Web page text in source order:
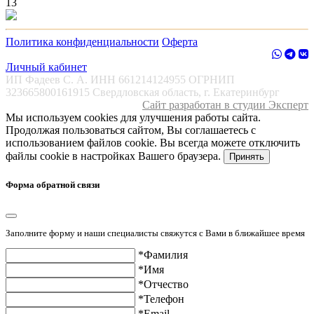
Политика конфиденциальности Оферта
Личный кабинет
ИП Фадеев С. А. ИНН 661214124955 ОГРНИП
323665800161915 Свердловская область, г. Екатеринбург
Сайт разработан в студии Эксперт
Мы используем cookies для улучшения работы сайта.
Продолжая пользоваться сайтом, Вы соглашаетесь с
использованием файлов cookie. Вы всегда можете отключить
файлы cookie в настройках Вашего браузера.
Принять
Форма обратной связи
Заполните форму и наши специалисты свяжутся с Вами в ближайшее время
*Фамилия
*Имя
*Отчество
*Телефон